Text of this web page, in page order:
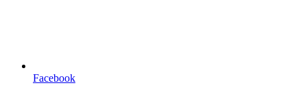
Facebook